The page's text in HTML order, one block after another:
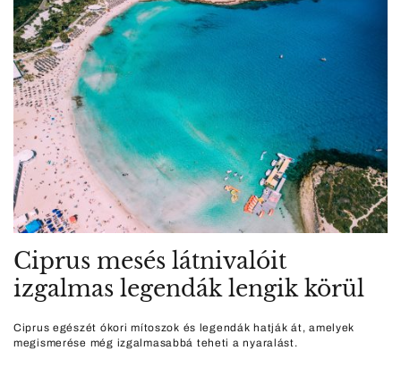
Ciprus mesés látnivalóit
izgalmas legendák lengik körül
Ciprus egészét ókori mítoszok és legendák hatják át, amelyek
megismerése még izgalmasabbá teheti a nyaralást.